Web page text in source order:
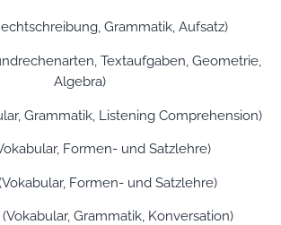
Grammatik, Aufsatz)
Textaufgaben, Geometrie,
Algebra)
Grammatik, Listening Comprehension)
Formen- und Satzlehre)
Formen- und Satzlehre)
(Vokabular, Grammatik, Konversation)